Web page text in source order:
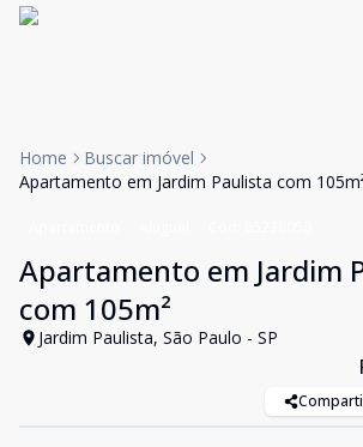
Home
Buscar imóvel
Apartamento em Jardim Paulista com
Apartamento em Jardim
com 105m²
Jardim Paulista, São Paulo - SP